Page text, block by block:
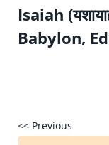
Isaiah
Babylon,
<< Previous